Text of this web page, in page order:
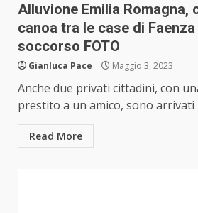
Alluvione Emilia Romagna,
canoa tra le case di
soccorso FOTO
Gianluca Pace Maggio 3, 2023
Anche due privati cittadini, con
prestito a un amico, sono arrivati
Read More